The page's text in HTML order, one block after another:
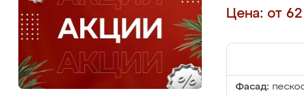
Цена: от
Фасад: